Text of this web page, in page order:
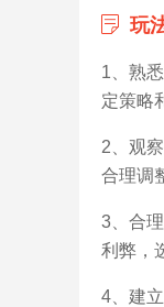
玩
1、熟
定策略
2、观
合理调
3、合
利弊，
4、建